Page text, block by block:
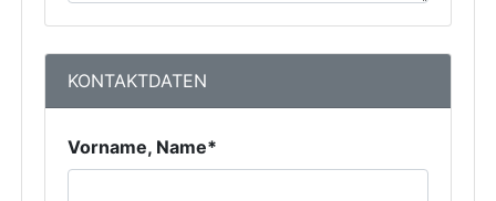
KONTAKTDATEN
Vorname, Name*